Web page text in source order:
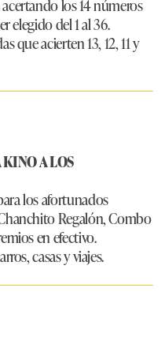
los 14 números
elegido del 1 al 36.
que acierten 13, 12, 11 y
A LOS
los afortunados
Regalón, Combo
en efectivo.
casas y viajes.